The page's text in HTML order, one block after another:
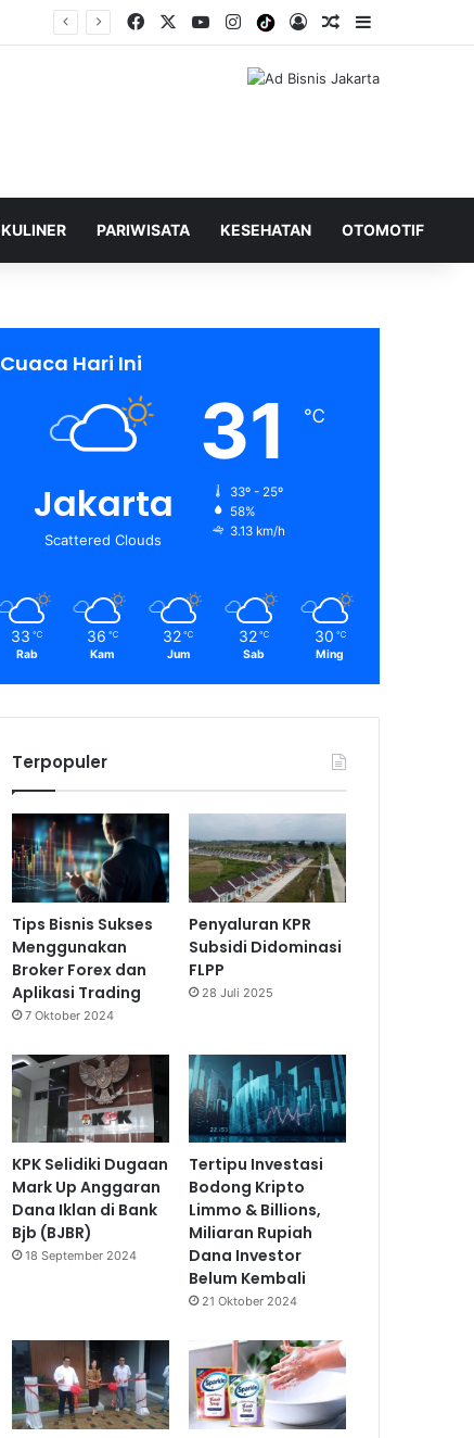
Facebook YouTubeInstagramTiktokLog InShuffle Berita
KULINER PARIWISATA KESEHATAN OTOMOTIF
Cuaca Hari Ini
Jakarta
Scattered Clouds
31 ℃
33º - 25º
58%
3.13 km/h
33 ℃
Rab
36 ℃
Kam
32 ℃
Jum
32 ℃
Sab
30 ℃
Ming
Terpopuler
Tips Bisnis Sukses
Menggunakan
Broker Forex dan
Aplikasi Trading
7 Oktober 2024
Penyaluran KPR
Subsidi Didominasi
FLPP
28 Juli 2025
KPK Selidiki Dugaan
Mark Up Anggaran
Dana Iklan di Bank
Bjb (BJBR)
18 September 2024
Tertipu Investasi
Bodong Kripto
Limmo & Billions,
Miliaran Rupiah
Dana Investor
Belum Kembali
21 Oktober 2024